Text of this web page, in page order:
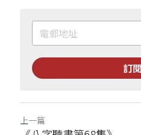
訂閱
上一篇